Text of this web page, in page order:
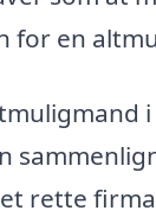
for en
rette